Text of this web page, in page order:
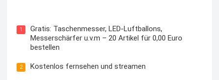
1
Gratis: Taschenmesser, LED-Luftballons,
Messerschärfer u.v.m – 20 Artikel für 0,00 Euro
bestellen
2 Kostenlos fernsehen und streamen